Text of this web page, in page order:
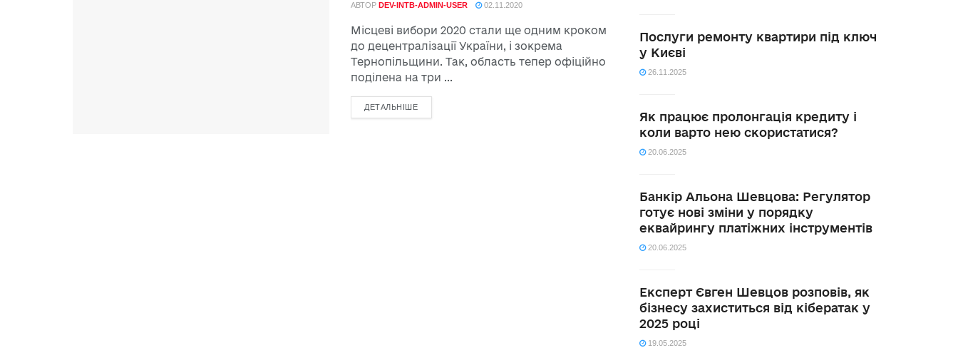
АВТОР DEV-INTB-ADMIN-USER 02.11.2020
Місцеві вибори 2020 стали ще одним кроком
до децентралізації України, і зокрема
Тернопільщини. Так, область тепер офіційно
поділена на три ...
ДЕТАЛЬНІШЕ
Послуги ремонту квартири під ключ
у Києві
26.11.2025
Як працює пролонгація кредиту і
коли варто нею скористатися?
20.06.2025
Банкір Альона Шевцова: Регулятор
готує нові зміни у порядку
еквайрингу платіжних інструментів
20.06.2025
Експерт Євген Шевцов розповів, як
бізнесу захиститься від кібератак у
2025 році
19.05.2025